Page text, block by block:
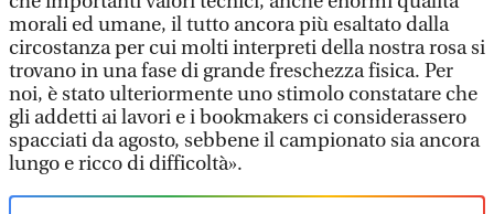
morali ed umane, il tutto ancora più esaltato dalla
circostanza per cui molti interpreti della nostra rosa si
trovano in una fase di grande freschezza fisica. Per
noi, è stato ulteriormente uno stimolo constatare che
gli addetti ai lavori e i bookmakers ci considerassero
spacciati da agosto, sebbene il campionato sia ancora
lungo e ricco di difficoltà».